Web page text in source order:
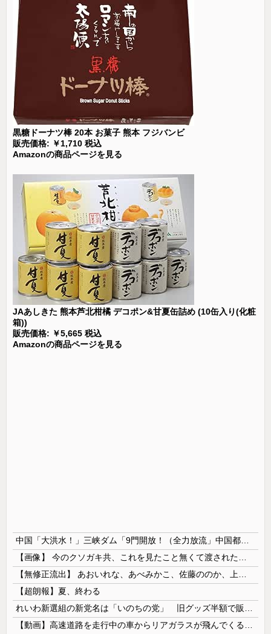
黒糖ドーナツ棒 20本 お菓子 熊本 フジバンビ
販売価格: ￥1,710 税込
Amazonの商品ページを見る
JAあしきた 熊本芦北柑橘 デコポン&甘夏缶詰め (10缶入り(化粧
箱))
販売価格: ￥5,665 税込
Amazonの商品ページを見る
【超朗報】夏、終わる